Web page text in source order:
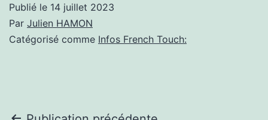
Publié le 14 juillet 2023
Par Julien HAMON
Catégorisé comme Infos French Touch: